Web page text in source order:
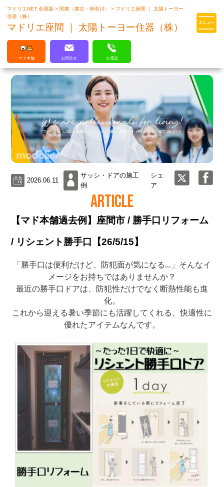
マドリエはLIXILの厳しい基準を
マドリエNET 全国版> 関東（東京・神奈川）>マドリエ座間 ｜ 太陽トーヨー
住器（株）
マドリエ座間 ｜ 太陽トーヨー住器（株）
マド本舗 お問合せ お電話
2026.06.11
サッシ・ドアの施工
例
シェ
ア
ARTICLE
【マド本舗過去例】座間市 / 勝手口リフォーム
/ リシェント勝手口【26/5/15】